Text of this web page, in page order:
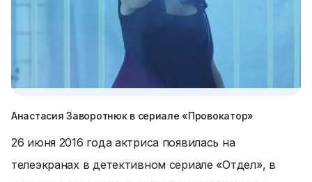
Анастасия Заворотнюк в сериале «Провокатор»
26 июня 2016 года актриса появилась на
телеэкранах в детективном сериале «Отдел», в